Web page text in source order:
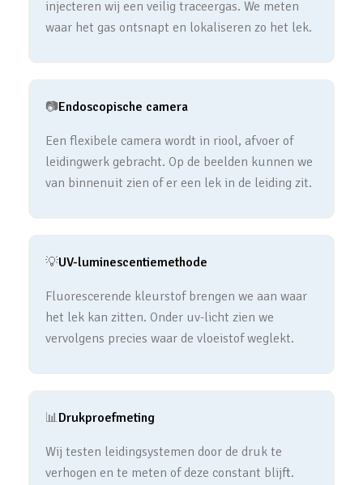
injecteren wij een veilig traceergas. We meten
waar het gas ontsnapt en lokaliseren zo het lek.
📷Endoscopische camera
Een flexibele camera wordt in riool, afvoer of
leidingwerk gebracht. Op de beelden kunnen we
van binnenuit zien of er een lek in de leiding zit.
💡UV-luminescentiemethode
Fluorescerende kleurstof brengen we aan waar
het lek kan zitten. Onder uv-licht zien we
vervolgens precies waar de vloeistof weglekt.
📊Drukproefmeting
Wij testen leidingsystemen door de druk te
verhogen en te meten of deze constant blijft.